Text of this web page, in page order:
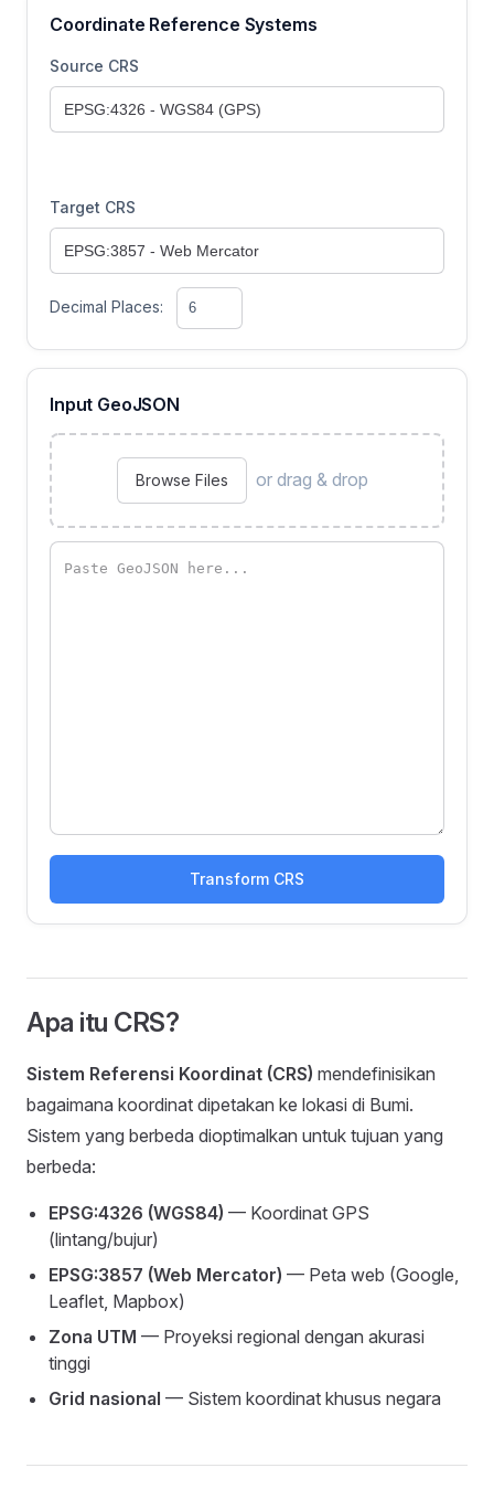
Coordinate Reference Systems
Source CRS
Target CRS
Decimal Places:
Input GeoJSON
Browse Files or drag & drop
Transform CRS
Apa itu CRS?
Sistem Referensi Koordinat (CRS) mendefinisikan
bagaimana koordinat dipetakan ke lokasi di Bumi.
Sistem yang berbeda dioptimalkan untuk tujuan yang
berbeda:
EPSG:4326 (WGS84) — Koordinat GPS
(lintang/bujur)
EPSG:3857 (Web Mercator) — Peta web (Google,
Leaflet, Mapbox)
Zona UTM — Proyeksi regional dengan akurasi
tinggi
Grid nasional — Sistem koordinat khusus negara